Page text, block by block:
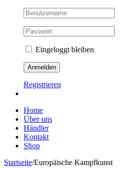
Eingeloggt bleiben
Registrieren
Home
Über uns
Händler
Kontakt
Shop
Startseite/Europäische Kampfkunst